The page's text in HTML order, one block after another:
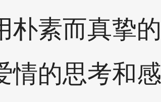
朴素而真挚的
情的思考和感